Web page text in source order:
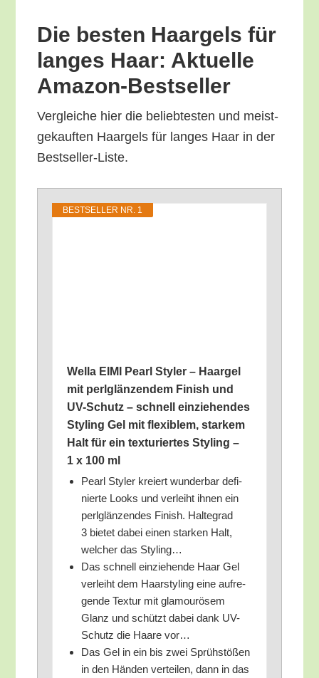
Die bes­ten Haar­gels für
lan­ges Haar: Aktu­el­le
Amazon-Bestseller
Ver­glei­che hier die belieb­tes­ten und meist­
ge­kauf­ten Haar­gels für lan­ges Haar in der
Bestseller-Liste.
BEST­SEL­LER NR. 1
Wel­la EIMI Pearl Sty­ler – Haar­gel
mit perl­glän­zen­dem Finish und
UV-Schutz – schnell ein­zie­hen­des
Sty­ling Gel mit fle­xi­blem, star­kem
Halt für ein tex­tu­rier­tes Sty­ling –
1 x 100 ml
Pearl Sty­ler kre­iert wun­der­bar defi­
nier­te Looks und ver­leiht ihnen ein
perl­glän­zen­des Finish. Hal­te­grad
3 bie­tet dabei einen star­ken Halt,
wel­cher das Styling…
Das schnell ein­zie­hen­de Haar Gel
ver­leiht dem Haar­sty­ling eine auf­re­
gen­de Tex­tur mit gla­mou­rö­sem
Glanz und schützt dabei dank UV-
Schutz die Haa­re vor…
Das Gel in ein bis zwei Sprüh­stö­ßen
in den Hän­den ver­tei­len, dann in das